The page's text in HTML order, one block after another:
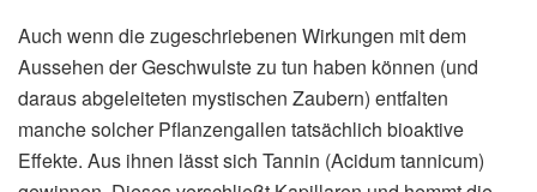
Auch wenn die zugeschriebenen Wirkungen mit dem
Aussehen der Geschwulste zu tun haben können (und
daraus abgeleiteten mystischen Zaubern) entfalten
manche solcher Pflanzengallen tatsächlich bioaktive
Effekte. Aus ihnen lässt sich Tannin (Acidum tannicum)